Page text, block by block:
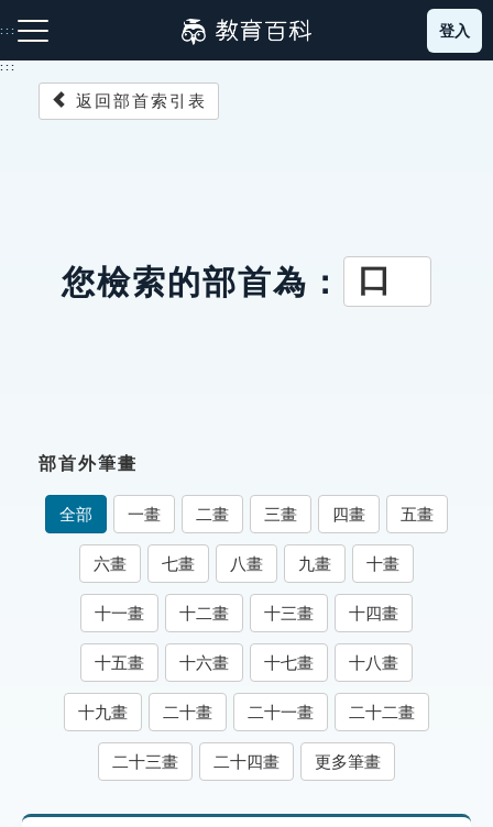
到
主
:::
成語故事
索引選單
知識索引
單字索引
生命大百科索引
遊戲專區
貓頭鷹博士
登入
:::
返回部首索引表
您檢索的部首為： 口
部首外筆畫
全部 一畫 二畫 三畫 四畫 五畫
六畫 七畫 八畫 九畫 十畫
十一畫 十二畫 十三畫 十四畫
十五畫 十六畫 十七畫 十八畫
十九畫 二十畫 二十一畫 二十二畫
二十三畫 二十四畫 更多筆畫